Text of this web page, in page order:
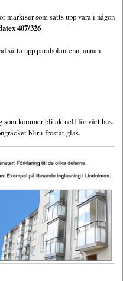
markiser som sätts upp vara i någon
407/326
upp parabolantenn, annan
som kommer bli aktuell för vårt hus.
blir i frostat glas.